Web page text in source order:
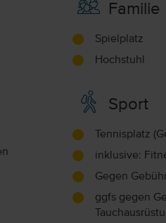
Familie
Spielplatz
Hochstuhl
Sport
Tennisplatz
inklusive:
Gegen
ggfs gegen